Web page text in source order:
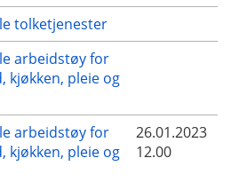
tolketjenester
arbeidstøy for
kjøkken, pleie og
arbeidstøy for
kjøkken, pleie og
26.01.2023
12.00